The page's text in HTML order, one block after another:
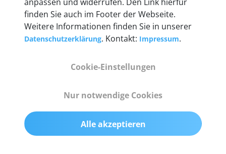
Lieferumfang
55 mm x 25 mm x 12 mm
200 g
finden Sie auch im Footer der Webseite.
Weitere Informationen finden Sie in unserer
Datenschutzerklärung. Kontakt: Impressum.
Cookie-Einstellungen
Nur notwendige Cookies
Alle akzeptieren